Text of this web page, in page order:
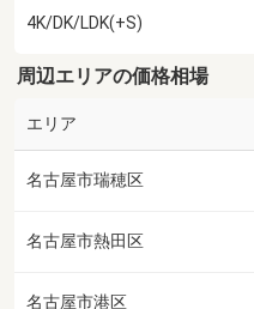
4K/DK/LDK(+S)
周辺エリアの価格相場
エリア
名古屋市瑞穂区
名古屋市熱田区
名古屋市港区